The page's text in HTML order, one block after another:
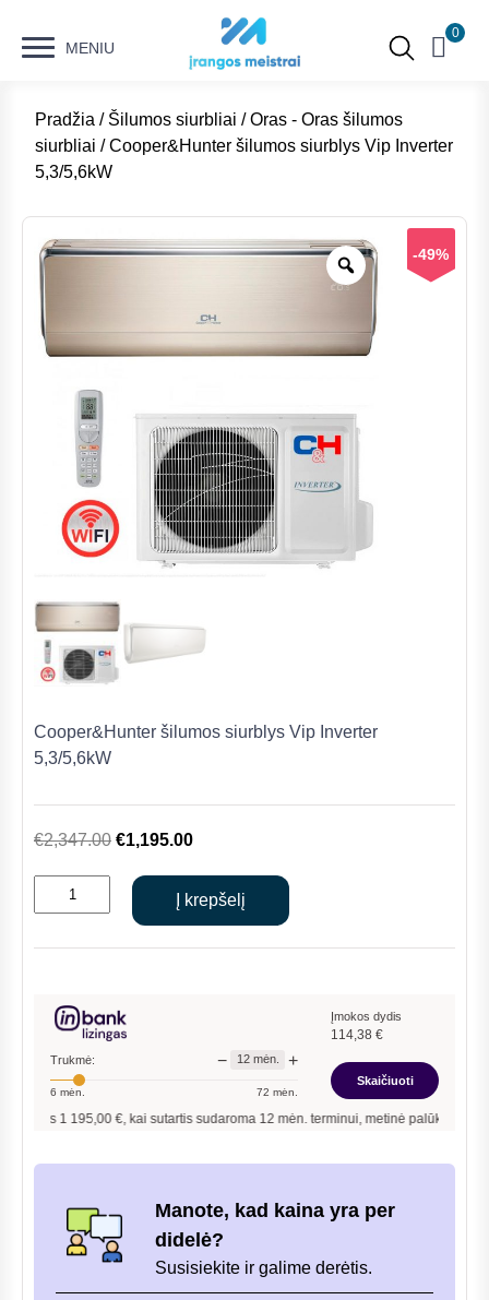
MENIU
0
Pradžia / Šilumos siurbliai /Oras - Oras šilumos
siurbliai / Cooper&Hunter šilumos siurblys Vip Inverter
5,3/5,6kW
-49%
Cooper&Hunter šilumos siurblys Vip Inverter
5,3/5,6kW
€2,347.00 Original
was:
€2,347.00.
€1,195.00Current
produkto
kiekis:
Vip
Inverter
5,3/5,6kW
Į krepšelį
Trukmė: − 12mėn. +
6 mėn. 72 mėn.
Įmokos dydis
114,38 €
Skaičiuoti
1 195,00 €, kai sutartis sudaroma12mėn. terminui, metinė palūkanų norma –
Manote, kad kaina yra per
didelė?
Susisiekite ir galime derėtis.